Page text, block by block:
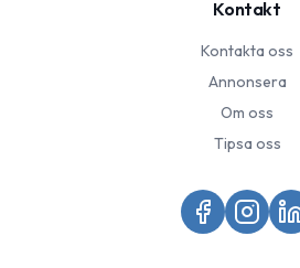
Kontakt
Kontakta oss
Annonsera
Om oss
Tipsa oss